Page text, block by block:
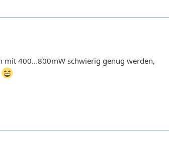
mit 400...800mW schwierig genug werden,